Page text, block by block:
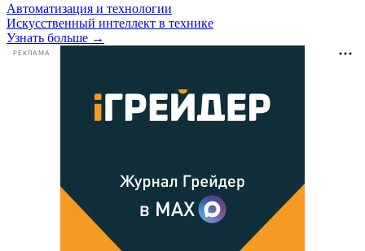
Автоматизация и технологии
Искусственный интеллект в технике
Узнать больше →
РЕКЛАМА